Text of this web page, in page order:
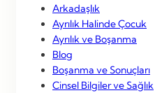
Arkadaşlık
Ayrılık Halinde Çocuk
Ayrılık ve Boşanma
Blog
Boşanma ve Sonuçları
Cinsel Bilgiler ve Sağlık